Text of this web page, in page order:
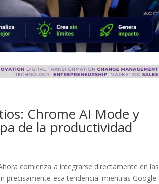
Chrome AI Mode y
de la productividad
comienza a integrarse directamente en las
precisamente esa tendencia: mientras Google